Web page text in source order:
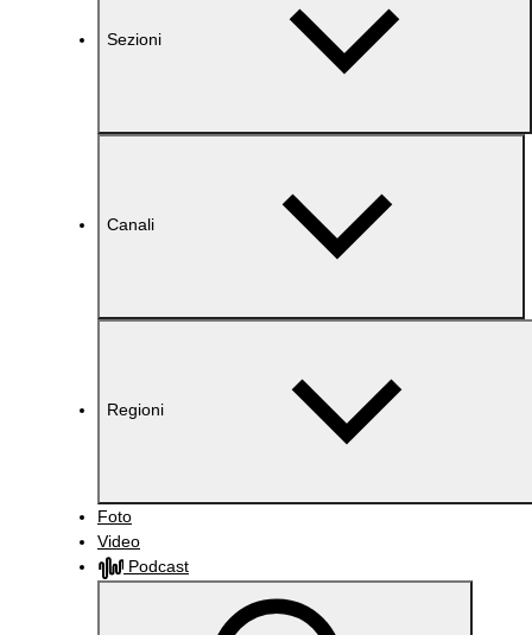
Sezioni
Canali
Regioni
Foto
Video
Podcast